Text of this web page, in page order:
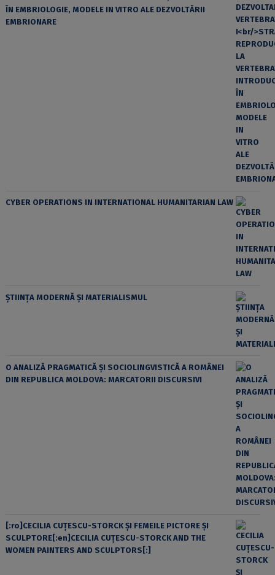
ÎN EMBRIOLOGIE, MODELE IN VITRO ALE DEZVOLTĂRII
EMBRIONARE
CYBER OPERATIONS IN INTERNATIONAL HUMANITARIAN LAW
ȘTIINȚA MODERNĂ ȘI MATERIALISMUL
O ANALIZĂ PRAGMATICĂ ȘI SOCIOLINGVISTICĂ A ROMÂNEI
DIN REPUBLICA MOLDOVA: MARCATORII DISCURSIVI
[:ro]CECILIA CUŢESCU-STORCK ŞI FEMEILE PICTORE ŞI
SCULPTORE[:en]CECILIA CUŢESCU-STORCK AND THE
WOMEN PAINTERS AND SCULPTORS[:]